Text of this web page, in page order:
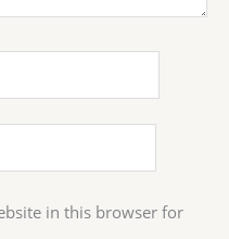
in this browser for